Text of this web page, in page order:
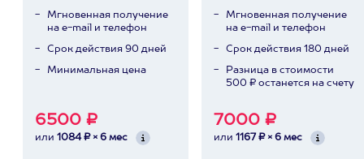
Мгновенная получение
на e-mail и телефон
Срок действия 90 дней
Минимальная цена
6500 ₽
или 1084 ₽ × 6 мес
Мгновенная получение
на e-mail и телефон
Срок действия 180 дней
Разница в стоимости
500 ₽ останется на счету
7000 ₽
или 1167 ₽ × 6 мес